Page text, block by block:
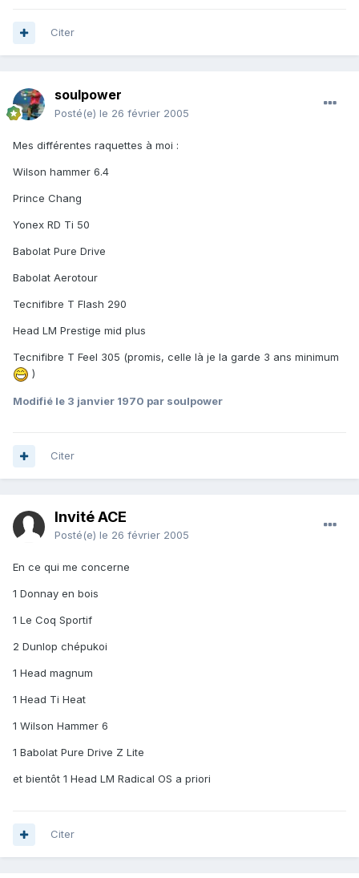
Citer
soulpower
Posté(e) le 26 février 2005
Mes différentes raquettes à moi :
Wilson hammer 6.4
Prince Chang
Yonex RD Ti 50
Babolat Pure Drive
Babolat Aerotour
Tecnifibre T Flash 290
Head LM Prestige mid plus
Tecnifibre T Feel 305 (promis, celle là je la garde 3 ans minimum
)
Modifié le 3 janvier 1970 par soulpower
Citer
Invité ACE
Posté(e) le 26 février 2005
En ce qui me concerne
1 Donnay en bois
1 Le Coq Sportif
2 Dunlop chépukoi
1 Head magnum
1 Head Ti Heat
1 Wilson Hammer 6
1 Babolat Pure Drive Z Lite
et bientôt 1 Head LM Radical OS a priori
Citer